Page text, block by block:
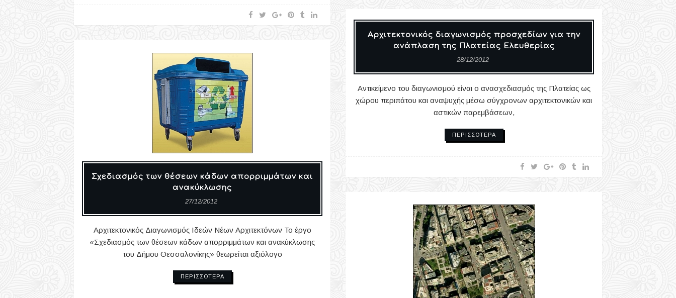
Αρχιτεκτονικός διαγωνισμός προσχεδίων για την
ανάπλαση της Πλατείας Ελευθερίας
28/12/2012
Αντικείμενο του διαγωνισμού είναι ο ανασχεδιασμός της Πλατείας ως
χώρου περιπάτου και αναψυχής μέσω σύγχρονων αρχιτεκτονικών και
αστικών παρεμβάσεων,
ΠΕΡΙΣΣΌΤΕΡΑ
Σχεδιασμός των θέσεων κάδων απορριμμάτων και
ανακύκλωσης
27/12/2012
Αρχιτεκτονικός Διαγωνισμός Ιδεών Νέων Αρχιτεκτόνων Το έργο
«Σχεδιασμός των θέσεων κάδων απορριμμάτων και ανακύκλωσης
του Δήμου Θεσσαλονίκης» θεωρείται αξιόλογο
ΠΕΡΙΣΣΌΤΕΡΑ